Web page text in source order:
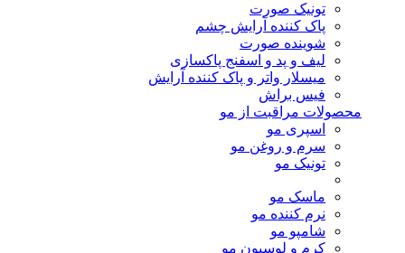
تونیک صورت
پاک کننده آرایش چشم
شوینده صورت
لیف و پد و اسفنج پاکسازی
میسلار واتر و پاک کننده آرایش
فیس براش
محصولات مراقبت از مو
اسپری مو
سرم و روغن مو
تونیک مو
ماسک مو
نرم کننده مو
شامپو مو
کرم و لوسیون مو